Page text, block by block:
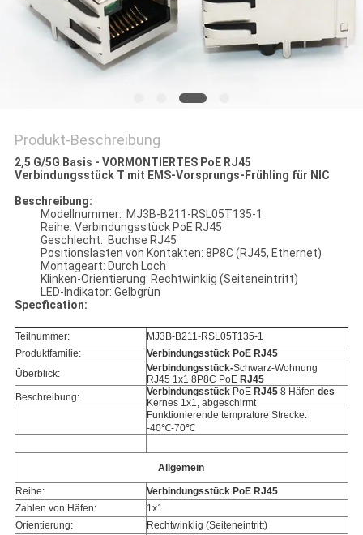
Produkt-Beschreibung
2,5 G/5G Basis - VORMONTIERTES PoE RJ45
Verbindungsstück T mit EMS-Vorsprungs-Frühling für NIC
Beschreibung:
Modellnummer: MJ3B-B211-RSL05T135-1
Reihe: Verbindungsstück PoE RJ45
Geschlecht: Buchse RJ45
Positionslasten von Kontakten: 8P8C (RJ45, Ethernet)
Montageart: Durch Loch
Klinken-Orientierung: Rechtwinklig (Seiteneintritt)
LED-Indikator: Gelbgrün
Specfication:
Teilnummer:
MJ3B-B211-RSL05T135-1
Produktfamilie:
Verbindungsstück PoE RJ45
Überblick:
Verbindungsstück-Schwarz-Wohnung
RJ45 1x1 8P8C PoE RJ45
Beschreibung:
VerbindungsstückPoE RJ458 Häfen des
Kernes 1x1, abgeschirmt
Funktionierende temprature Strecke:
-40℃-70℃
Allgemein
Reihe:
Verbindungsstück PoE RJ45
Zahlen von Häfen:
1x1
Orientierung:
Rechtwinklig (Seiteneintritt)